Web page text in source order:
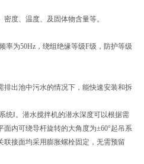
、温度、及固体物含量等。
率为50Hz，绕组绝缘等级F级，防护等级
出池中污水的情况下，能快速安装和拆
Ⅰ。潜水搅拌机的潜水深度可以根据需
内可绕导杆旋转的大角度为±60°起吊系
接面均采用膨胀螺栓固定，无需预留